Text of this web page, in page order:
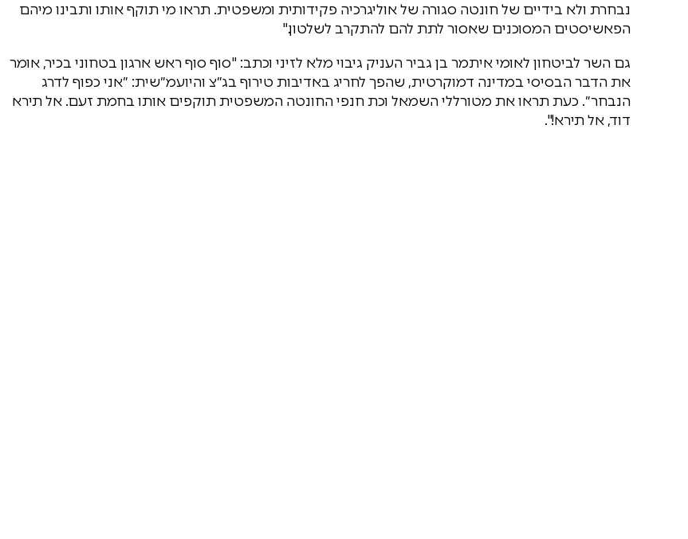
נבחרת ולא בידיים של חונטה סגורה של אוליגרכיה פקידותית ומשפטית. תראו מי תוקף אותו ותבינו מיהם
הפאשיסטים המסוכנים שאסור לתת להם להתקרב לשלטון."
גם השר לביטחון לאומי איתמר בן גביר העניק גיבוי מלא לזיני וכתב: "סוף סוף ראש ארגון בטחוני בכיר, אומר
את הדבר הבסיסי במדינה דמוקרטית, שהפך לחריג באדיבות טירוף בג״צ והיועמ״שית: ״אני כפוף לדרג
הנבחר״. כעת תראו את מטורללי השמאל וכת חנפי החונטה המשפטית תוקפים אותו בחמת זעם. אל תירא
דוד, אל תירא!".